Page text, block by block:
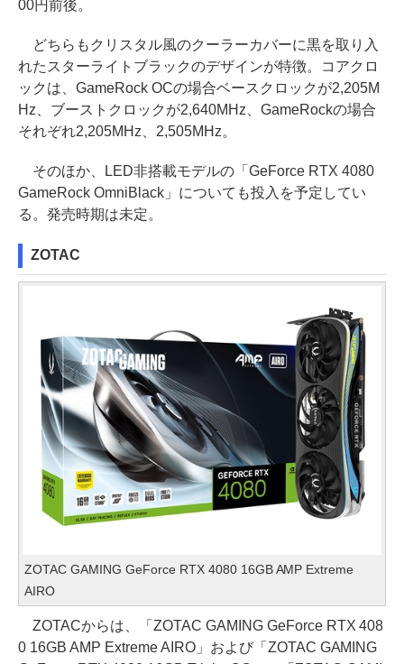
00円前後。
どちらもクリスタル風のクーラーカバーに黒を取り入
れたスターライトブラックのデザインが特徴。コアクロ
ックは、GameRock OCの場合ベースクロックが2,205M
Hz、ブーストクロックが2,640MHz、GameRockの場合
それぞれ2,205MHz、2,505MHz。
そのほか、LED非搭載モデルの「GeForce RTX 4080
GameRock OmniBlack」についても投入を予定してい
る。発売時期は未定。
ZOTAC
ZOTAC GAMING GeForce RTX 4080 16GB AMP Extreme
AIRO
ZOTACからは、「ZOTAC GAMING GeForce RTX 408
0 16GB AMP Extreme AIRO」および「ZOTAC GAMING